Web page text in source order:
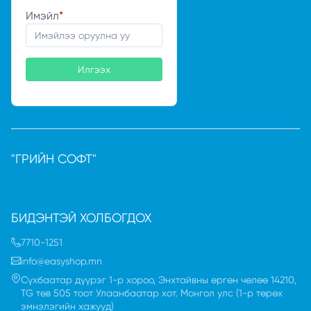
Имэйл*
Илгээх
"ГРИЙН СОФТ"
БИДЭНТЭЙ ХОЛБОГДОХ
7710-1251
info@easyshop.mn
Сүхбаатар дүүрэг 1-р хороо, Энхтайвны өргөн чөлөө 14210,
TG төв 505 тоот Улаанбаатар хот. Монгол улc (1-р төрөх
эмнэлэгийн хажууд)